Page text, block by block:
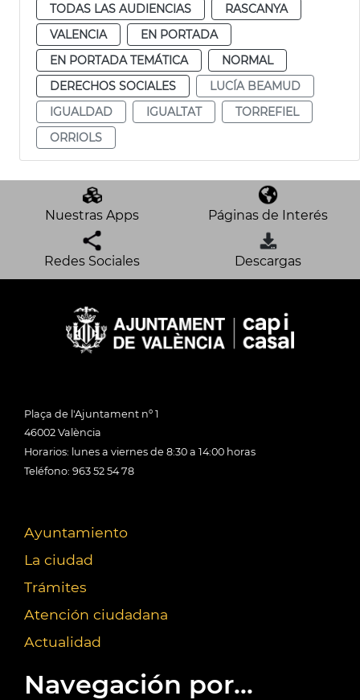
TODAS LAS AUDIENCIAS
RASCANYA
VALENCIA
EN PORTADA
EN PORTADA TEMÁTICA
NORMAL
DERECHOS SOCIALES
LUCÍA BEAMUD
IGUALDAD
IGUALTAT
TORREFIEL
ORRIOLS
Nuestras Apps Páginas de Interés
Redes Sociales Descargas
Plaça de l'Ajuntament nº 1
46002 València
Horarios: lunes a viernes de 8:30 a 14:00 horas
Teléfono: 963 52 54 78
Ayuntamiento
La ciudad
Trámites
Atención ciudadana
Actualidad
Navegación por...